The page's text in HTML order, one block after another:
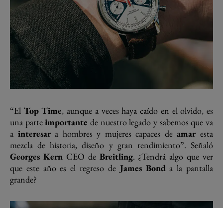
“El Top Time, aunque a veces haya caído en el olvido, es
una parteimportante de nuestro legado y sabemos que va
a interesara hombres y mujeres capaces deamaresta
mezcla de historia, diseño y gran rendimiento”. Señaló
Georges KernCEO de Breitling. ¿Tendrá algo que ver
que este año es el regreso de James Bonda la pantalla
grande?